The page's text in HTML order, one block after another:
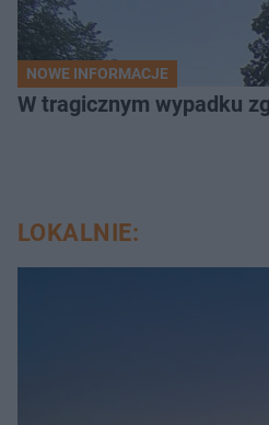
NOWE INFORMACJE
W tragicznym wypadku
LOKALNIE: